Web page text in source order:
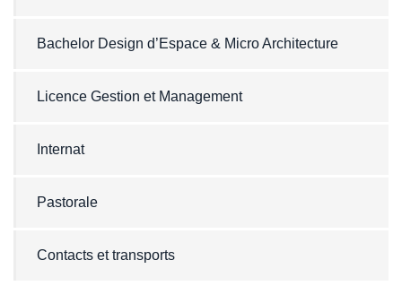
Bachelor Design d’Espace & Micro Architecture
Licence Gestion et Management
Internat
Pastorale
Contacts et transports